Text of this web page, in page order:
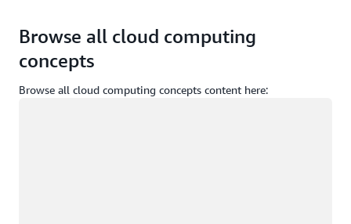
Browse all cloud computing
concepts
Browse all cloud computing concepts content here: